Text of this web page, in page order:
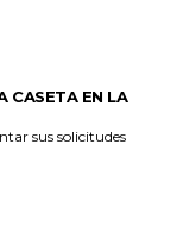
CASETA EN LA
sus solicitudes